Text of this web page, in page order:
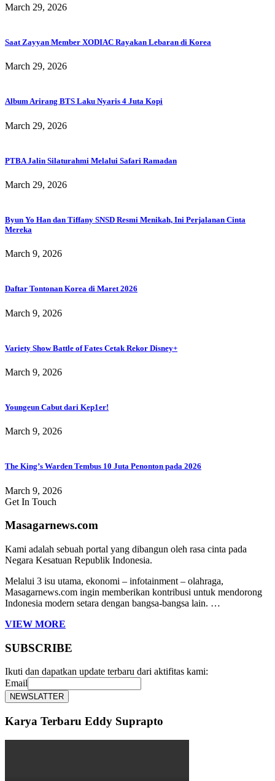
March 29, 2026
Saat Zayyan Member XODIAC Rayakan Lebaran di Korea
March 29, 2026
Album Arirang BTS Laku Nyaris 4 Juta Kopi
March 29, 2026
PTBA Jalin Silaturahmi Melalui Safari Ramadan
March 29, 2026
Byun Yo Han dan Tiffany SNSD Resmi Menikah, Ini Perjalanan Cinta
Mereka
March 9, 2026
Daftar Tontonan Korea di Maret 2026
March 9, 2026
Variety Show Battle of Fates Cetak Rekor Disney+
March 9, 2026
Youngeun Cabut dari Kep1er!
March 9, 2026
The King’s Warden Tembus 10 Juta Penonton pada 2026
March 9, 2026
Get In Touch
Masagarnews.com
Kami adalah sebuah portal yang dibangun oleh rasa cinta pada
Negara Kesatuan Republik Indonesia.
Melalui 3 isu utama, ekonomi – infotainment – olahraga,
Masagarnews.com ingin memberikan kontribusi untuk mendorong
Indonesia modern setara dengan bangsa-bangsa lain. …
VIEW MORE
SUBSCRIBE
Ikuti dan dapatkan update terbaru dari aktifitas kami:
Email
Karya Terbaru Eddy Suprapto